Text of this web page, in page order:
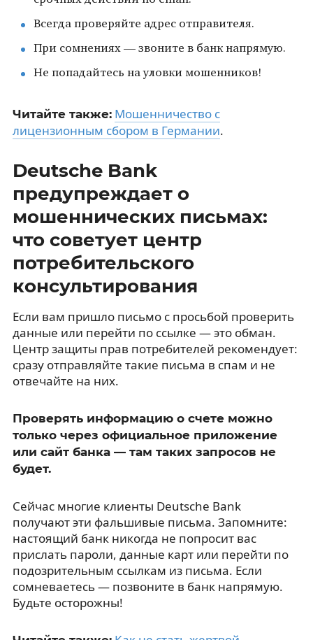
Всегда проверяйте адрес отправителя.
При сомнениях — звоните в банк напрямую.
Не попадайтесь на уловки мошенников!
Читайте также: Мошенничество с
лицензионным сбором в Германии.
Deutsche Bank
предупреждает о
мошеннических письмах:
что советует центр
потребительского
консультирования
Если вам пришло письмо с просьбой проверить
данные или перейти по ссылке — это обман.
Центр защиты прав потребителей рекомендует:
сразу отправляйте такие письма в спам и не
отвечайте на них.
Проверять информацию о счете можно
только через официальное приложение
или сайт банка — там таких запросов не
будет.
Сейчас многие клиенты Deutsche Bank
получают эти фальшивые письма. Запомните:
настоящий банк никогда не попросит вас
прислать пароли, данные карт или перейти по
подозрительным ссылкам из письма. Если
сомневаетесь — позвоните в банк напрямую.
Будьте осторожны!